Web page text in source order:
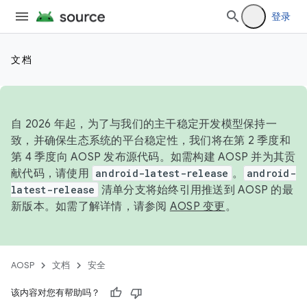
登录
文档
自 2026 年起，为了与我们的主干稳定开发模型保持一
致，并确保生态系统的平台稳定性，我们将在第 2 季度和
第 4 季度向 AOSP 发布源代码。如需构建 AOSP 并为其贡
献代码，请使用 android-latest-release 。
android-
latest-release 清单分支将始终引用推送到 AOSP 的最
新版本。如需了解详情，请参阅 AOSP 变更。
AOSP 文档 安全
该内容对您有帮助吗？